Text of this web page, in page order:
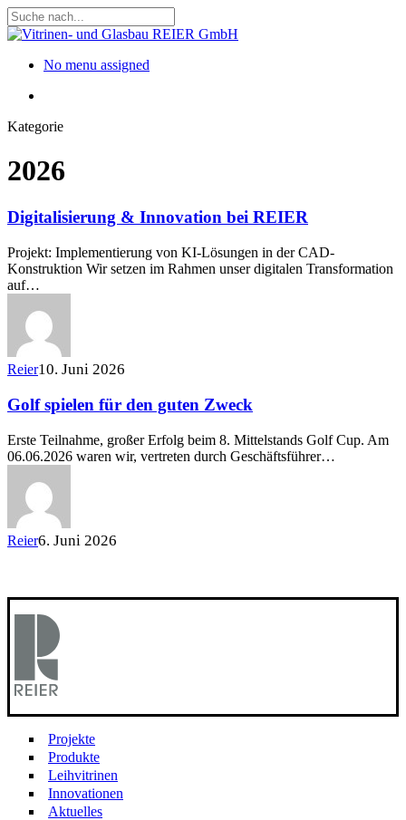
Skip
to
content
Close
Menu
No menu assigned
Kategorie
2026
Digitalisierung & Innovation bei REIER
Projekt: Implementierung von KI-Lösungen in der CAD-
Konstruktion Wir setzen im Rahmen unser digitalen Transformation
auf…
Reier10. Juni 2026
Golf spielen für den guten Zweck
Erste Teilnahme, großer Erfolg beim 8. Mittelstands Golf Cup. Am
06.06.2026 waren wir, vertreten durch Geschäftsführer…
Reier6. Juni 2026
Projekte
Produkte
Leihvitrinen
Innovationen
Aktuelles